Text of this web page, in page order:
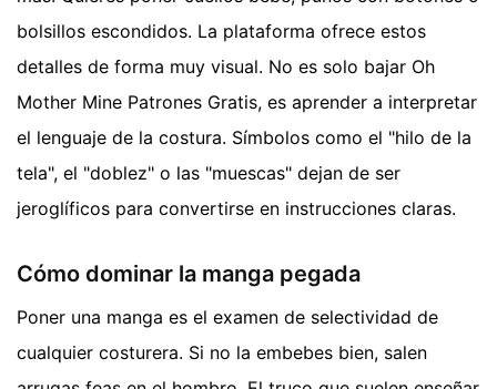
bolsillos escondidos. La plataforma ofrece estos
detalles de forma muy visual. No es solo bajar Oh
Mother Mine Patrones Gratis, es aprender a interpretar
el lenguaje de la costura. Símbolos como el "hilo de la
tela", el "doblez" o las "muescas" dejan de ser
jeroglíficos para convertirse en instrucciones claras.
Cómo dominar la manga pegada
Poner una manga es el examen de selectividad de
cualquier costurera. Si no la embebes bien, salen